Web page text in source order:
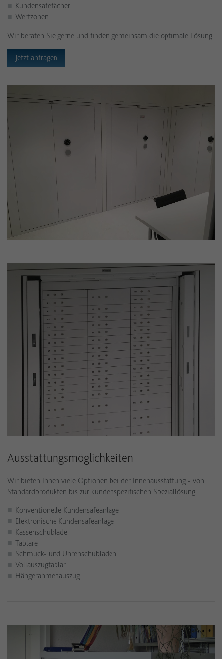
Kundensafefächer
Wertzonen
Wir beraten Sie gerne und finden gemeinsam die optimale Lösung.
Jetzt anfragen
Ausstattungsmöglichkeiten
Wir bieten Ihnen viele Optionen bei der Innenausstattung - von
Standardprodukten bis zur kundenspezifischen Speziallösung:
Konventionelle Kundensafeanlage
Elektronische Kundensafeanlage
Kassenschublade
Tablare
Schmuck- und Uhrenschubladen
Vollauszugtablar
Hängerahmenauszug